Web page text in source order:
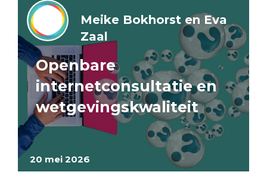
20 mei 2026
Meike Bokhorst en Eva
Zaal
Openbare
internetconsultatie en
wetgevingskwaliteit